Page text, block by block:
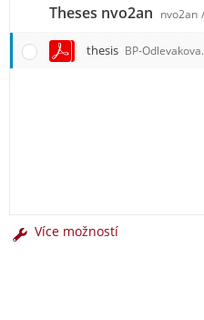
Theses nvo2an nvo2an
thesis BP-
Více možností